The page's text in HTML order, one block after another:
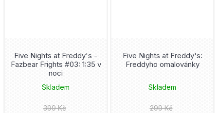
Five Nights at Freddy's -
Fazbear Frights #03: 1:35 v
noci
Skladem
399 Kč
Five Nights at Freddy's:
Freddyho omalovánky
Skladem
299 Kč